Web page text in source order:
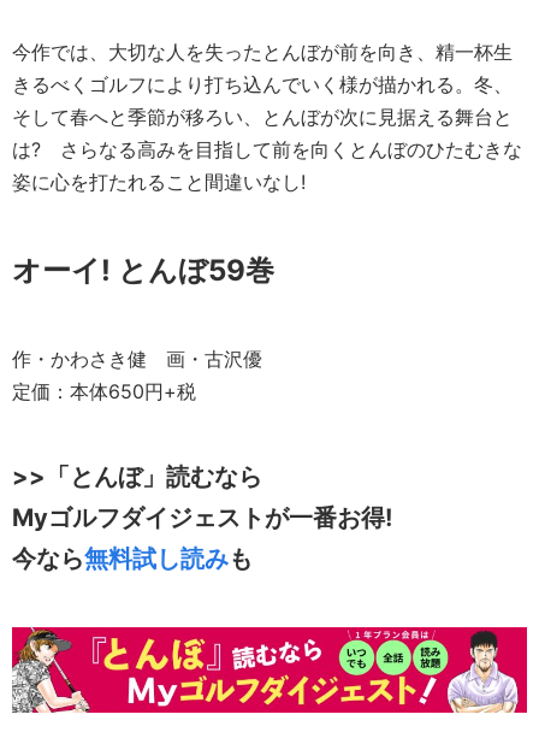
今作では、大切な人を失ったとんぼが前を向き、精一杯生
きるべくゴルフにより打ち込んでいく様が描かれる。冬、
そして春へと季節が移ろい、とんぼが次に見据える舞台と
は? さらなる高みを目指して前を向くとんぼのひたむきな
姿に心を打たれること間違いなし!
オーイ! とんぼ59巻
作・かわさき健 画・古沢優
定価：本体650円+税
>>「とんぼ」読むなら
Myゴルフダイジェストが一番お得!
今なら無料試し読みも